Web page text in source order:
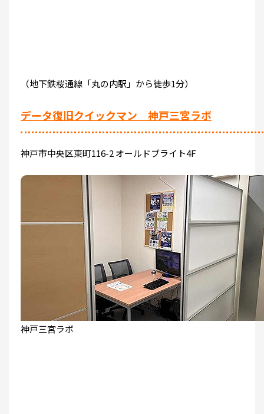
（地下鉄桜通線「丸の内駅」から徒歩1分）
データ復旧クイックマン 神戸三宮ラボ
神戸市中央区東町116-2 オールドブライト4F
神戸三宮ラボ